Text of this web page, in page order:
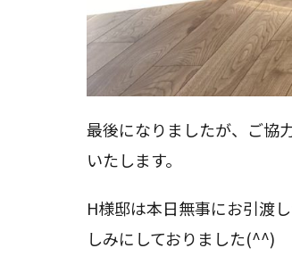
最後になりましたが、ご協
いたします。
H様邸は本日無事にお引渡
しみにしておりました(^^)